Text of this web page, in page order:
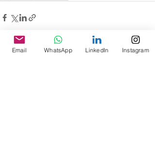
Posts recentes Ver tudo
Email WhatsApp LinkedIn Instagram